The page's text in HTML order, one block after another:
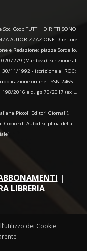
Coop TUTTI I DIRITTI SONO
AUTORIZZAZIONE Direttore
e Redazione: piazza Sordello,
0207279 (Mantova) iscrizione al
11/1992 - iscrizione al ROC:
online: ISSN 2465-
2016 e d.lgs 70/2017 (ex L.
Piccoli Editori Giornali),
Codice di Autodisciplina della
|
LIBRERIA
dei Cookie